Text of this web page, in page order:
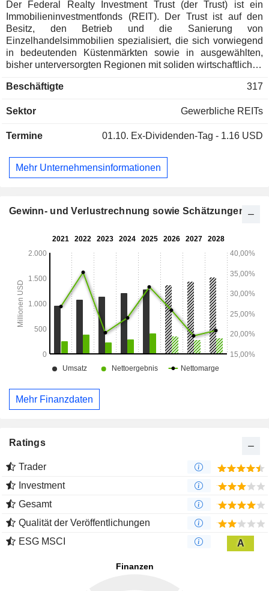
Der Federal Realty Investment Trust (der Trust) ist ein
Immobilieninvestmentfonds (REIT). Der Trust ist auf den
Besitz, den Betrieb und die Sanierung von
Einzelhandelsimmobilien spezialisiert, die sich vorwiegend
in bedeutenden Küstenmärkten sowie in ausgewählten,
bisher unterversorgten Regionen mit soliden wirtschaftlichen
Federal Realty OP LP (die Operating Partnership) ist die
gesamte Geschäftstätigkeit ausübt und im Wesentlichen alle
umfasst Open-Air-Einkaufszentren und gemischt genutzte
darunter Santana Row, Pike & Rose, Assembly Row,
Assembly Square, Andorra Shopping Center, Bala Cynwyd
Beschäftigte 317
Sektor Gewerbliche REITs
Termine 01.10. Ex-Dividenden-Tag - 1.16 USD
Mehr Unternehmensinformationen
Gewinn- und Verlustrechnung sowie Schätzungen
Mehr Finanzdaten
Ratings
Trader
Investment
Gesamt
Qualität der Veröffentlichungen
ESG MSCI
A